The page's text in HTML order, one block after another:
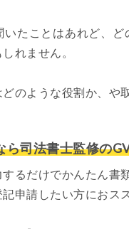
いたことはあれど、
れません。
のような役割か、や
司法書士監修の
るだけでかんたん書
申請したい方におス